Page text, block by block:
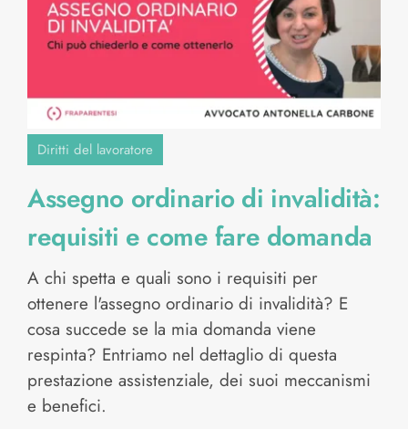
Diritti del lavoratore
Assegno ordinario di invalidità:
requisiti e come fare domanda
A chi spetta e quali sono i requisiti per
ottenere l'assegno ordinario di invalidità? E
cosa succede se la mia domanda viene
respinta? Entriamo nel dettaglio di questa
prestazione assistenziale, dei suoi meccanismi
e benefici.